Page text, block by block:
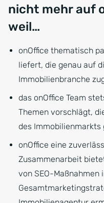
nicht mehr auf
weil…
onOffice thematisch
liefert, die genau auf
Immobilienbranche
das onOffice Team
Themen vorschlägt,
des Immobilienmarkts
onOffice eine
Zusammenarbeit
von SEO-Maßnahmen